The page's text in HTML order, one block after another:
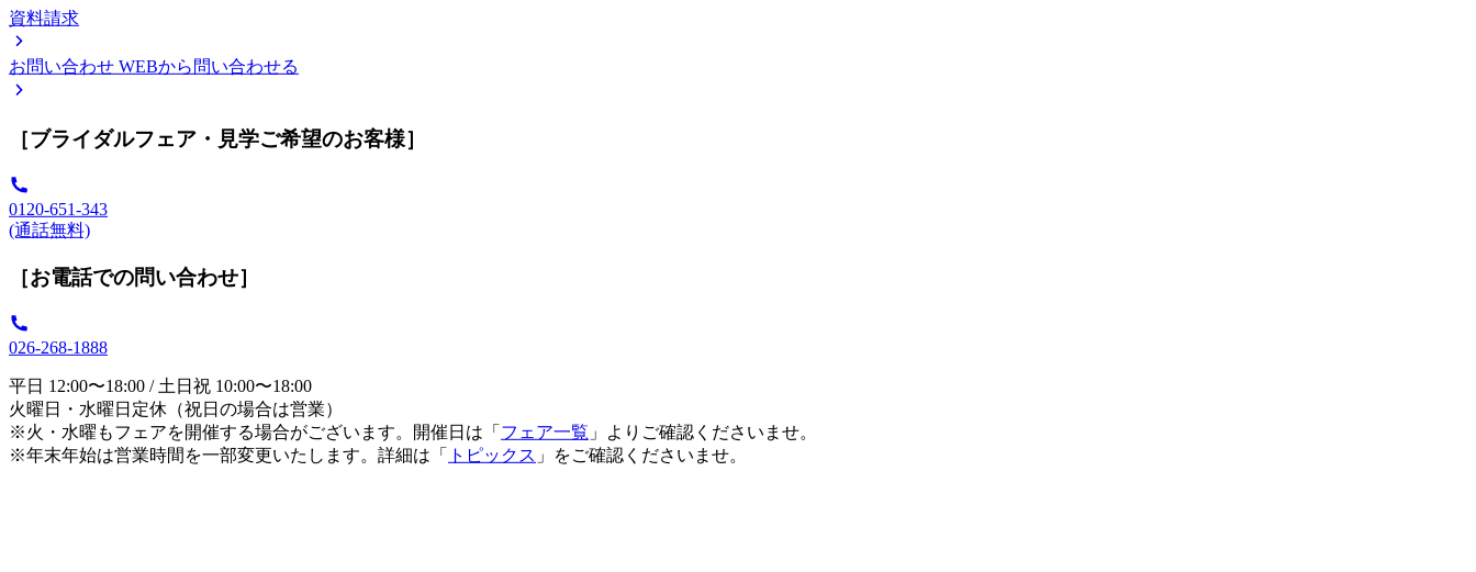
資料請求
お問い合わせ WEBから問い合わせる
［ブライダルフェア・見学ご希望のお客様］
0120-651-343
(通話無料)
［お電話での問い合わせ］
026-268-1888
平日 12:00〜18:00 / 土日祝 10:00〜18:00
火曜日・水曜日定休（祝日の場合は営業）
※火・水曜もフェアを開催する場合がございます。開催日は「 フェア一覧 」よりご確認くださいませ。
※年末年始は営業時間を一部変更いたします。詳細は「
トピックス 」をご確認くださいませ。